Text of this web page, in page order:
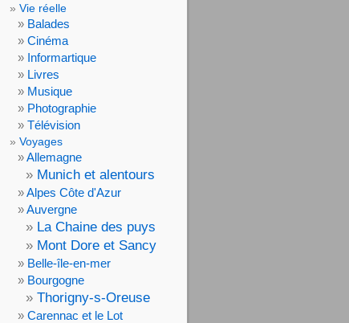
Vie réelle
Balades
Cinéma
Informartique
Livres
Musique
Photographie
Télévision
Voyages
Allemagne
Munich et alentours
Alpes Côte d'Azur
Auvergne
La Chaine des puys
Mont Dore et Sancy
Belle-île-en-mer
Bourgogne
Thorigny-s-Oreuse
Carennac et le Lot